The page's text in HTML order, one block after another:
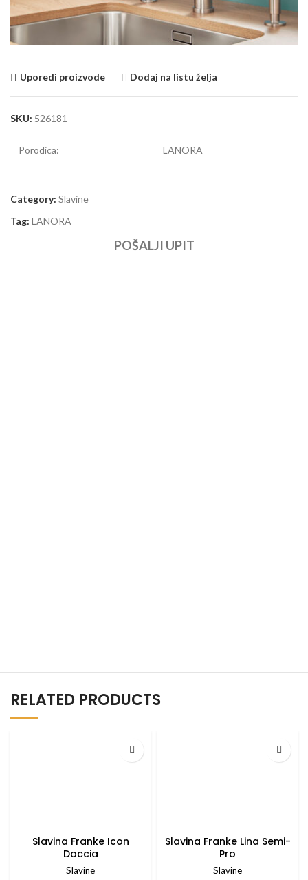
Uporedi proizvode Dodaj na listu želja
SKU: 526181
Porodica: LANORA
Category: Slavine
Tag: LANORA
POŠALJI UPIT
RELATED PRODUCTS
Slavina Franke Icon
Doccia
Slavine
Slavina Franke Lina Semi-
Pro
Slavine